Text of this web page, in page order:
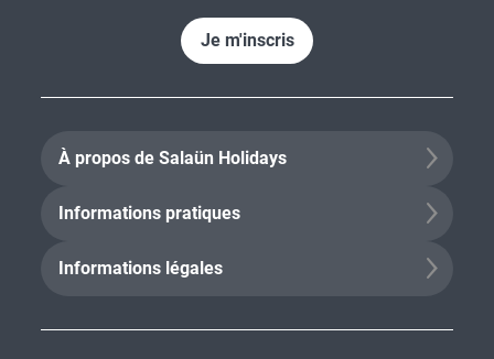
Je m'inscris
À propos de Salaün Holidays
Informations pratiques
Informations légales